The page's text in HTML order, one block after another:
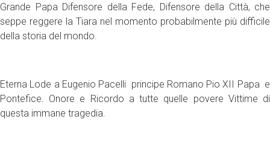
Grande Papa Difensore della Fede, Difensore della Città, che
seppe reggere la Tiara nel momento probabilmente più difficile
della storia del mondo.
Eterna Lode a Eugenio Pacelli principe Romano Pio XII Papa e
Pontefice. Onore e Ricordo a tutte quelle povere Vittime di
questa immane tragedia.